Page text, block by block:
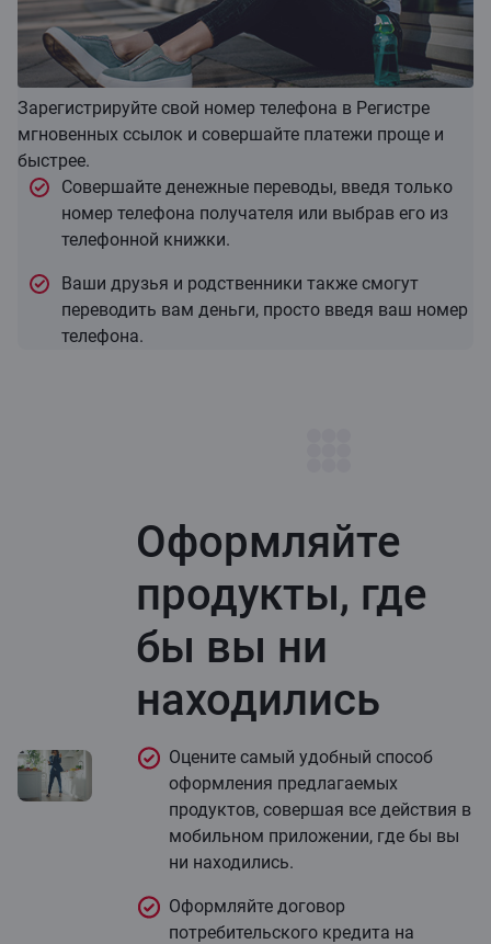
Зарегистрируйте свой номер телефона в Регистре
мгновенных ссылок и совершайте платежи проще и
быстрее.
Совершайте денежные переводы, введя только
номер телефона получателя или выбрав его из
телефонной книжки.
Ваши друзья и родственники также смогут
переводить вам деньги, просто введя ваш номер
телефона.
Оформляйте
продукты, где
бы вы ни
находились
Оцените самый удобный способ
оформления предлагаемых
продуктов, совершая все действия в
мобильном приложении, где бы вы
ни находились.
Оформляйте договор
потребительского кредита на